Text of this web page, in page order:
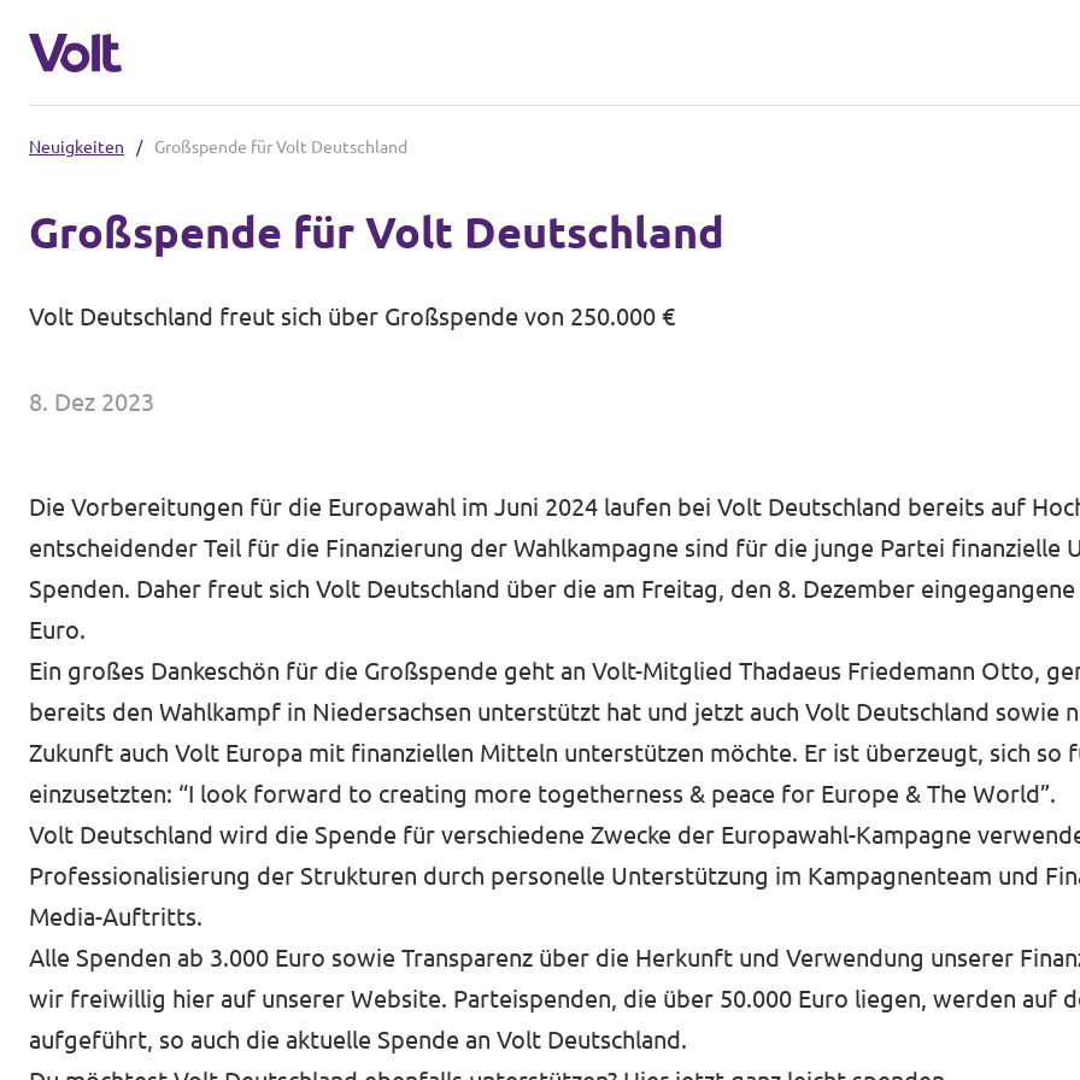
Volt Sachsen
Website
Volt in deinem Bundesland
Neuigkeiten
Unsere Events
Presse
Mache bei uns mit!
Volt vor Ort
Deine Spende für Volt!
Jobs bei Volt
Volt im Stadtrat Dresden
Neuigkeiten / Großspende für Volt Deutschland
Großspende für Volt Deutschland
Volt Deutschland freut sich über Großspende von 250.000 €
8. Dez 2023
Die Vorbereitungen für die Europawahl im Juni 2024 laufen bei Volt Deutschland bereits auf
entscheidender Teil für die Finanzierung der Wahlkampagne sind für die junge Partei finanzielle
Spenden. Daher freut sich Volt Deutschland über die am Freitag, den 8. Dezember
Euro.
Ein großes Dankeschön für die Großspende geht an Volt-Mitglied Thadaeus Friedemann Otto,
bereits den Wahlkampf in Niedersachsen unterstützt hat und jetzt auch Volt Deutschland sowie
Zukunft auch Volt Europa mit finanziellen Mitteln unterstützen möchte. Er ist überzeugt, sich so
einzusetzten: “I look forward to creating more togetherness & peace for Europe & The World”.
Volt Deutschland wird die Spende für verschiedene Zwecke der Europawahl-Kampagne
Professionalisierung der Strukturen durch personelle Unterstützung im Kampagnenteam und
Media-Auftritts.
Alle Spenden ab 3.000 Euro sowie Transparenz über die Herkunft und Verwendung unserer
wir freiwillig hier auf unserer Website. Parteispenden, die über 50.000 Euro liegen, werden auf
aufgeführt, so auch die aktuelle Spende an Volt Deutschland.